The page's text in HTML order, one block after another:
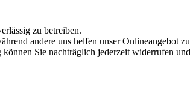
zu betreiben.
andere uns helfen unser Onlineangebot
Sie nachträglich jederzeit widerrufen